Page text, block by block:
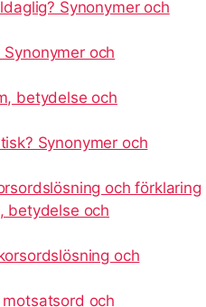
Synonymer och
och
betydelse och
Synonymer och
och förklaring
betydelse och
och
motsatsord och